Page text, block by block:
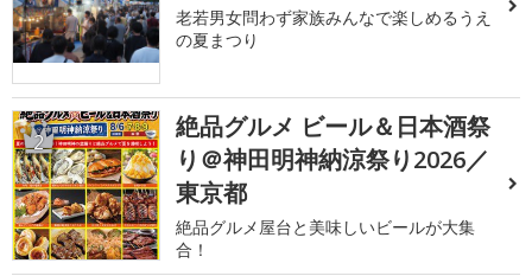
老若男女問わず家族みんなで楽しめるうえ
の夏まつり
2
絶品グルメ ビール＆日本酒祭
り＠神田明神納涼祭り2026／
東京都
絶品グルメ屋台と美味しいビールが大集
合！